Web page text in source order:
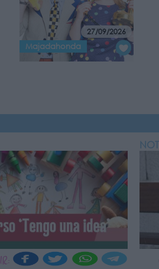
27/09/2026
Majadahonda